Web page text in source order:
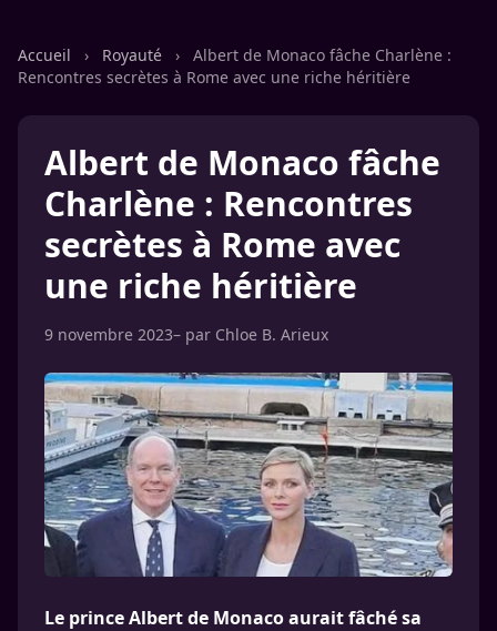
Accueil › Royauté ›
Albert de Monaco fâche Charlène :
Rencontres secrètes à Rome avec une riche héritière
Albert de Monaco fâche
Charlène : Rencontres
secrètes à Rome avec
une riche héritière
9 novembre 2023– par Chloe B. Arieux
Le prince Albert de Monaco aurait fâché sa